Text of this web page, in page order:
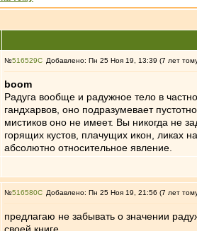
№516529 Добавлено: Пн 25 Ноя 19, 13:39 (7 лет
boom
Радуга вообще и радужное тело в
гандхарвов, оно подразумевает
мистиков оно не имеет. Вы никогда не
горящих кустов, плачущих икон, ликах
абсолютно относительное явление.
№516580 Добавлено: Пн 25 Ноя 19, 21:56 (7 лет
предлагаю не забывать о значении